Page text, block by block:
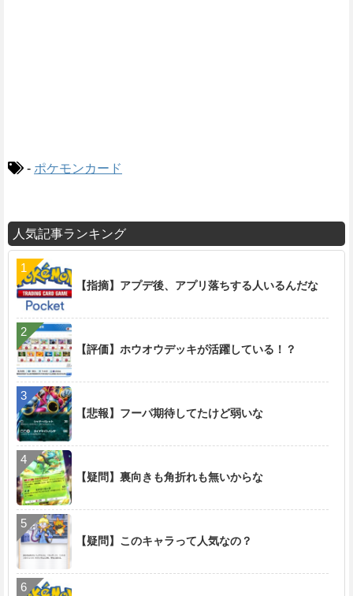
- ポケモンカード
人気記事ランキング
【指摘】アプデ後、アプリ落ちする人いるんだな
【評価】ホウオウデッキが活躍している！？
【悲報】フーパ期待してたけど弱いな
【疑問】裏向きも角折れも無いからな
【疑問】このキャラって人気なの？